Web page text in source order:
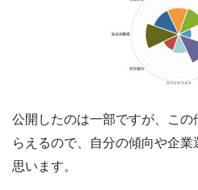
公開したのは一部ですが、こ
らえるので、自分の傾向や企
思います。